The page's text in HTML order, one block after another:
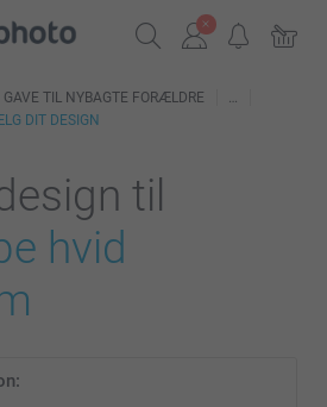
GAVE TIL NYBAGTE FORÆLDRE
DIT DESIGN
til
hvid